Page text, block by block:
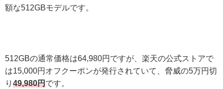
額な512GBモデルです。
512GBの通常価格は64,980円ですが、楽天の公式ストアで
は15,000円オフクーポンが発行されていて、脅威の5万円切
り 49,980円です。